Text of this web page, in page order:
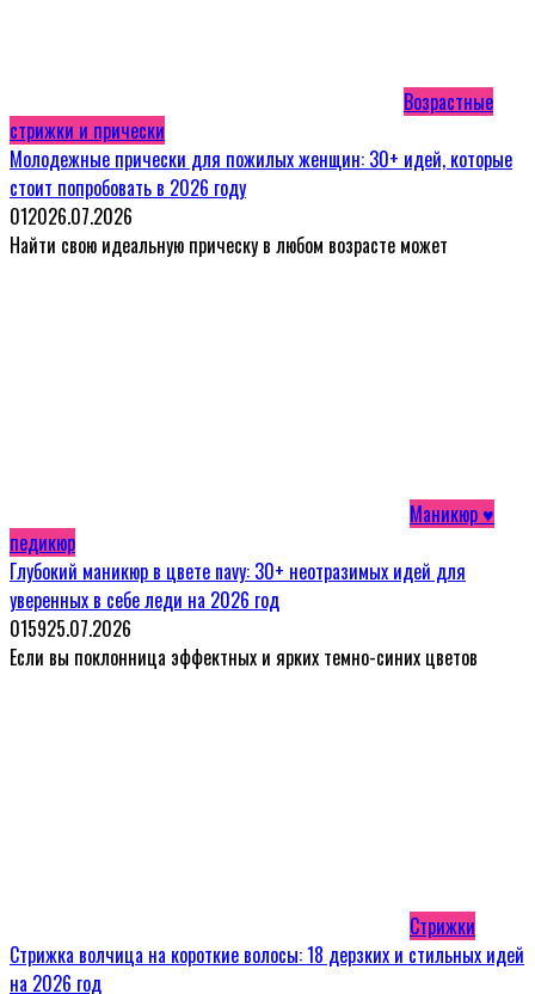
Возрастные
стрижки и прически
Молодежные прически для пожилых женщин: 30+ идей, которые
стоит попробовать в 2026 году
012026.07.2026
Найти свою идеальную прическу в любом возрасте может
Маникюр ♥
педикюр
Глубокий маникюр в цвете navy: 30+ неотразимых идей для
уверенных в себе леди на 2026 год
015925.07.2026
Если вы поклонница эффектных и ярких темно-синих цветов
Стрижки
Стрижка волчица на короткие волосы: 18 дерзких и стильных идей
на 2026 год